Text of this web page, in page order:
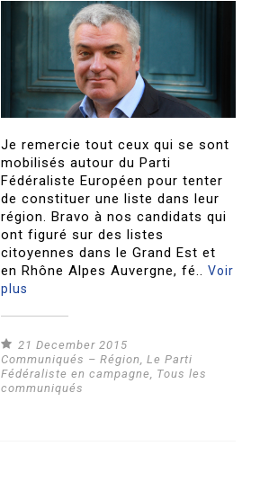
Je remercie tout ceux qui se sont
mobilisés autour du Parti
Fédéraliste Européen pour tenter
de constituer une liste dans leur
région. Bravo à nos candidats qui
ont figuré sur des listes
citoyennes dans le Grand Est et
en Rhône Alpes Auvergne, fé..Voir
plus
21 December 2015
Communiqués – Région ,Le Parti
Fédéraliste en campagne
Tous les
communiqués